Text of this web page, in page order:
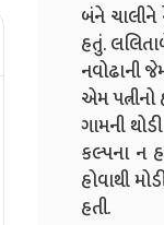
બંને ચાલીને
હતું.
નવોઢાની
એમ
ગામની
કલ્પના ન
હોવાથી
હતી.